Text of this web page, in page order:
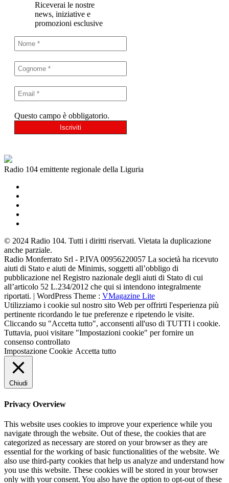
Riceverai le nostre
news, iniziative e
promozioni esclusive
Questo campo è obbligatorio.
Radio 104 emittente regionale della Liguria
© 2024 Radio 104. Tutti i diritti riservati. Vietata la duplicazione
anche parziale.
Radio Monferrato Srl - P.IVA 00956220057 La società ha ricevuto
aiuti di Stato e aiuti de Minimis, soggetti all’obbligo di
pubblicazione nel Registro nazionale degli aiuti di Stato di cui
all’articolo 52 L.234/2012 che qui si intendono integralmente
riportati. | WordPress Theme : VMagazine Lite
Utilizziamo i cookie sul nostro sito Web per offrirti l'esperienza più
pertinente ricordando le tue preferenze e ripetendo le visite.
Cliccando su "Accetta tutto", acconsenti all'uso di TUTTI i cookie.
Tuttavia, puoi visitare "Impostazioni cookie" per fornire un
consenso controllato
Impostazione Cookie Accetta tutto
Chiudi
Privacy Overview
This website uses cookies to improve your experience while you
navigate through the website. Out of these, the cookies that are
categorized as necessary are stored on your browser as they are
essential for the working of basic functionalities of the website. We
also use third-party cookies that help us analyze and understand how
you use this website. These cookies will be stored in your browser
only with your consent. You also have the option to opt-out of these